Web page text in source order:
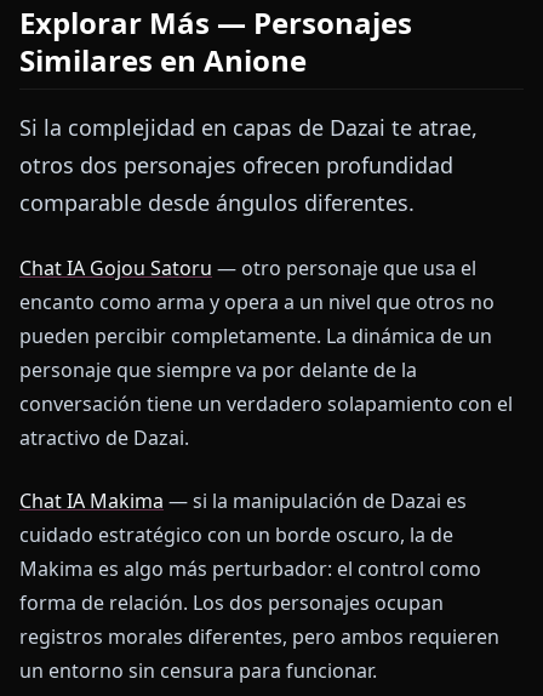
Explorar Más — Personajes
Similares en Anione
Si la complejidad en capas de Dazai te atrae,
otros dos personajes ofrecen profundidad
comparable desde ángulos diferentes.
Chat IA Gojou Satoru — otro personaje que usa el
encanto como arma y opera a un nivel que otros no
pueden percibir completamente. La dinámica de un
personaje que siempre va por delante de la
conversación tiene un verdadero solapamiento con el
atractivo de Dazai.
Chat IA Makima — si la manipulación de Dazai es
cuidado estratégico con un borde oscuro, la de
Makima es algo más perturbador: el control como
forma de relación. Los dos personajes ocupan
registros morales diferentes, pero ambos requieren
un entorno sin censura para funcionar.